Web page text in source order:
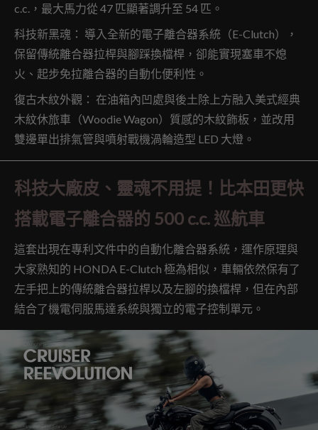
c.c.，最大馬力從 47 匹顯著調升至 54 匹。
科技新黑魂： 導入全新的電子離合器系統（E-Clutch），
保留傳統離合器拉桿與腳踩換檔桿，卻能實現塞車不熄
火、起步免拉離合器的自動化便利性。
復古木紋外觀： 在油箱內凹處與後土除上方融入美式經典
木紋休旅車（Woodie Wagon）質感的木紋飾板，並改用
雙邊單出排氣管與噴射戰機渦輪造型 LED 大燈。
科技大廠皮、靈魂不用提！比本田更快
搭載電子離合器的 500 c.c. 巡航車
這套出現在專利文件中的自動化離合器系統，運作原理與
大家熟知的 HONDA E-Clutch 極為相似，車輛依然保有了
左手把上的傳統離合器拉桿以及左腳的換檔桿，但在內部
結合了機電伺服馬達系統與獨立的電子控制單元。